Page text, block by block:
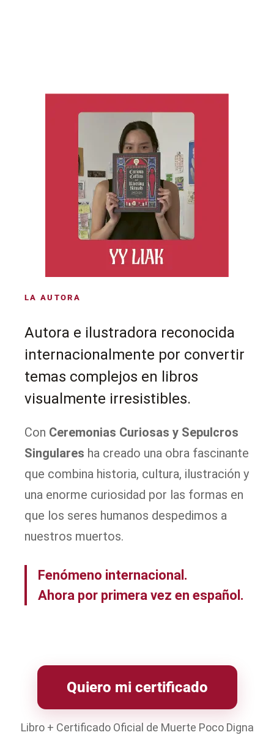
LA AUTORA
Autora e ilustradora reconocida
internacionalmente por convertir
temas complejos en libros
visualmente irresistibles.
Con Ceremonias Curiosas y Sepulcros
Singulares ha creado una obra fascinante
que combina historia, cultura, ilustración y
una enorme curiosidad por las formas en
que los seres humanos despedimos a
nuestros muertos.
Fenómeno internacional.
Ahora por primera vez en español.
Quiero mi certificado
Libro + Certificado Oficial de Muerte Poco Digna